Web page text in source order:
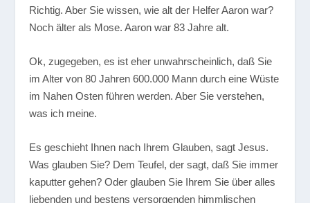
Richtig. Aber Sie wissen, wie alt der Helfer Aaron war?
Noch älter als Mose. Aaron war 83 Jahre alt.
Ok, zugegeben, es ist eher unwahrscheinlich, daß Sie
im Alter von 80 Jahren 600.000 Mann durch eine Wüste
im Nahen Osten führen werden. Aber Sie verstehen,
was ich meine.
Es geschieht Ihnen nach Ihrem Glauben, sagt Jesus.
Was glauben Sie? Dem Teufel, der sagt, daß Sie immer
kaputter gehen? Oder glauben Sie Ihrem Sie über alles
liebenden und bestens versorgenden himmlischen